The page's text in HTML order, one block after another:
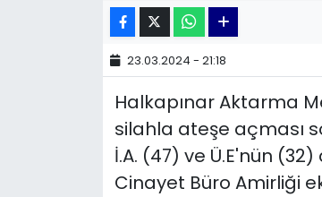
23.03.2024 - 21:18
Halkapınar Aktarma
silahla ateşe açması
İ.A. (47) ve Ü.E'nün
Cinayet Büro Amirliği
YEREL POLİTİKA
YEREL YÖNETİMLER